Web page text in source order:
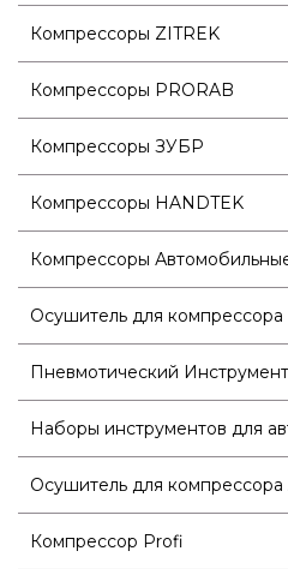
Компрессоры ZITREK
Компрессоры PRORAB
Компрессоры ЗУБР
Компрессоры HANDTEK
Компрессоры
Осушитель для компрессора
Пневмотический Инструмент
Наборы инструментов для
Осушитель для компрессора
Компрессор Profi